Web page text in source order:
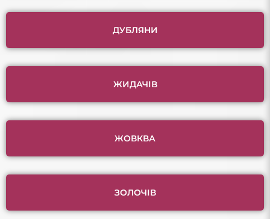
ДУБЛЯНИ
ЖИДАЧІВ
ЖОВКВА
ЗОЛОЧІВ